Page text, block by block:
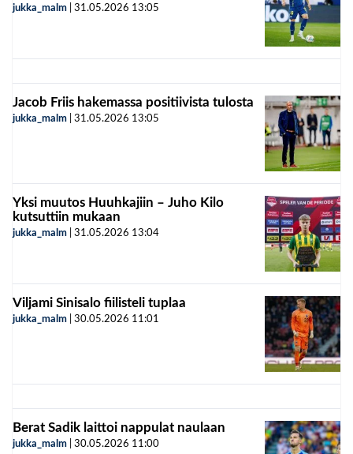
jukka_malm 31.05.2026 13:05
Jacob Friis hakemassa positiivista tulosta
jukka_malm 31.05.2026 13:05
Yksi muutos Huuhkajiin – Juho Kilo
kutsuttiin mukaan
jukka_malm 31.05.2026 13:04
Viljami Sinisalo fiilisteli tuplaa
jukka_malm 30.05.2026 11:01
Berat Sadik laittoi nappulat naulaan
jukka_malm 30.05.2026 11:00